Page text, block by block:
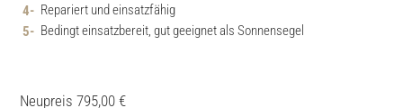
Repariert und einsatzfähig
Bedingt einsatzbereit, gut geeignet als Sonnensegel
Neupreis 795,00 €